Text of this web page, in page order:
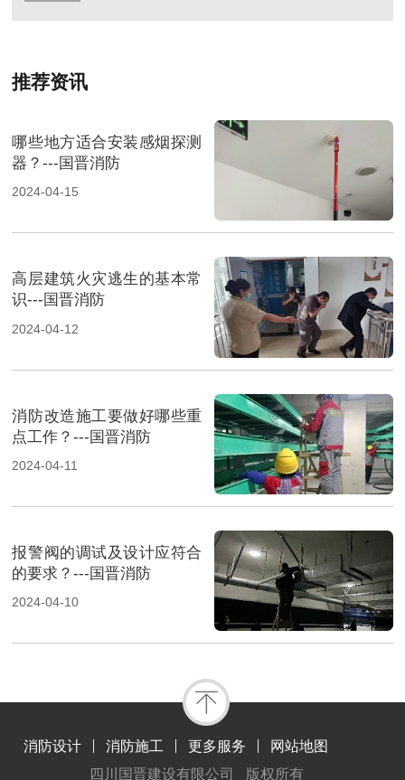
推荐资讯
哪些地方适合安装感烟探测
器？---国晋消防
2024-04-15
高层建筑火灾逃生的基本常
识---国晋消防
2024-04-12
消防改造施工要做好哪些重
点工作？---国晋消防
2024-04-11
报警阀的调试及设计应符合
的要求？---国晋消防
2024-04-10
消防设计 消防施工 更多服务
网站地图
四川国晋建设有限公司
版权所有